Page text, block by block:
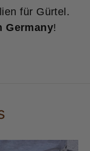
für Gürtel.
Germany!